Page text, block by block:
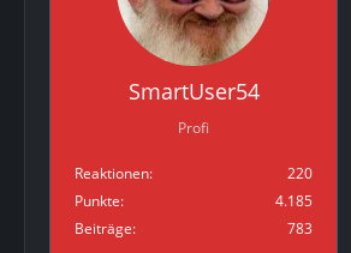
SmartUser54
Profi
Reaktionen
220
Punkte
4.185
Beiträge
783